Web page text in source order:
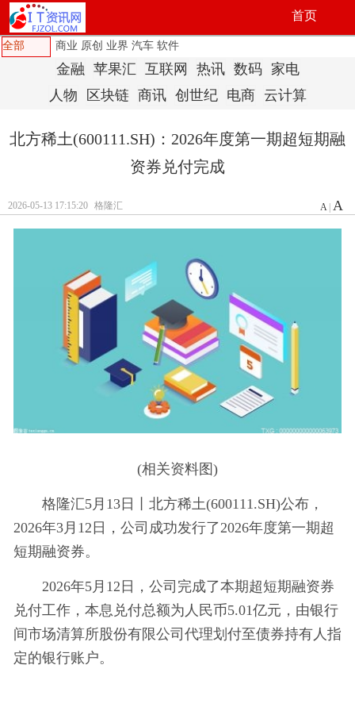
首页
全部 商业 原创 业界 汽车 软件
金融 苹果汇 互联网 热讯 数码
家电
人物
区块链 商讯 创世纪 电商 云计算
北方稀土(600111.SH)：2026年度第一期超短期融
资券兑付完成
2026-05-13 17:15:20 格隆汇 A| A
(相关资料图)
格隆汇5月13日丨北方稀土(600111.SH)公布，
2026年3月12日，公司成功发行了2026年度第一期超
短期融资券。
2026年5月12日，公司完成了本期超短期融资券
兑付工作，本息兑付总额为人民币5.01亿元，由银行
间市场清算所股份有限公司代理划付至债券持有人指
定的银行账户。